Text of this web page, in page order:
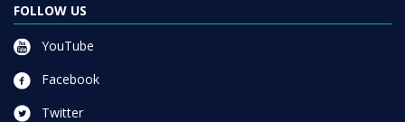
FOLLOW US
YouTube
Facebook
Twitter